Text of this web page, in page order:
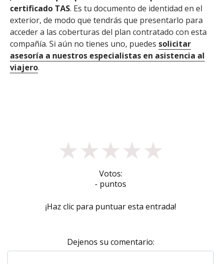
certificado TAS. Es tu documento de identidad en el
exterior, de modo que tendrás que presentarlo para
acceder a las coberturas del plan contratado con esta
compañía. Si aún no tienes uno, puedes solicitar
asesoría a nuestros especialistas en asistencia al
viajero.
★★★★★
Votos:
- puntos
¡Haz clic para puntuar esta entrada!
Dejenos su comentario: